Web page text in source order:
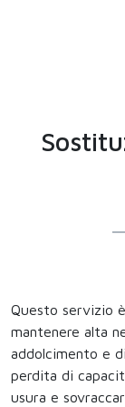
Questo servizio
mantenere alta
addolcimento e
perdita di
usura e